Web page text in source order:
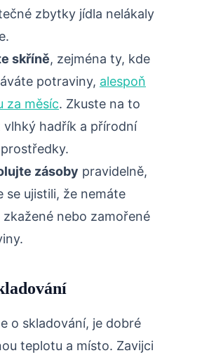
zbytky jídla nelákaly
skříně, zejména ty, kde
potraviny, alespoň
za měsíc. Zkuste na to
vlhký hadřík a přírodní
zásoby pravidelně,
se ujistili, že nemáte
zkažené nebo zamořené
o skladování, je dobré
teplotu a místo. Zavijci